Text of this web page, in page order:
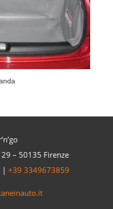
– 50135 Firenze
|+39 3349673859